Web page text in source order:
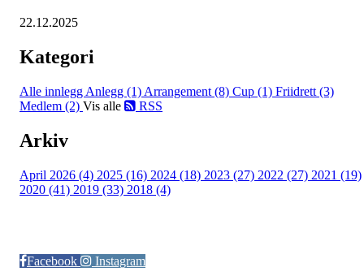
22.12.2025
Kategori
Alle innlegg Anlegg (1) Arrangement (8) Cup (1) Friidrett (3)
Medlem (2) Vis alle RSS
Arkiv
April 2026 (4) 2025 (16) 2024 (18) 2023 (27) 2022 (27) 2021 (19)
2020 (41) 2019 (33) 2018 (4)
Facebook
Instagram